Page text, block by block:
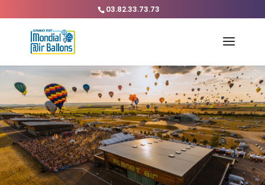
03.82.33.73.73